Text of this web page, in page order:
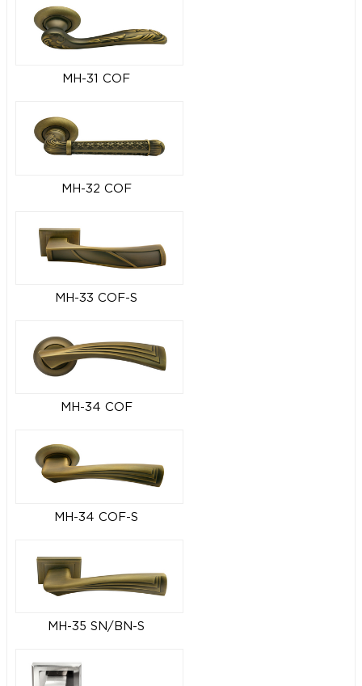
MH-31 COF
MH-32 COF
MH-33 COF-S
MH-34 COF
MH-34 COF-S
MH-35 SN/BN-S